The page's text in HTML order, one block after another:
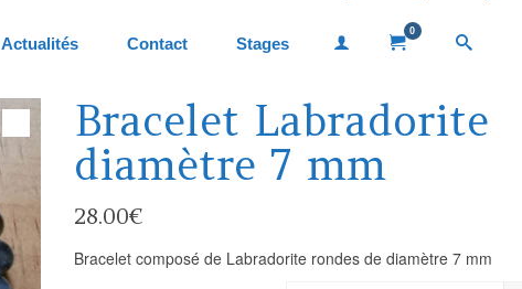
Actualités Contact Stages
0
Bracelet Labradorite
diamètre 7 mm
28.00€
Bracelet composé de Labradorite rondes de diamètre 7 mm